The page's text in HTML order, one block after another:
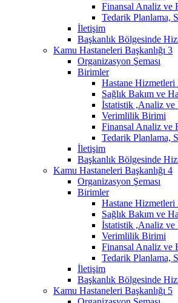
Finansal Analiz ve
Tedarik Planlama,
İletişim
Başkanlık Bölgesinde
Kamu Hastaneleri Başkanlığı 3
Organizasyon Şeması
Birimler
Hastane
Sağlık Bakım ve
İstatistik ,Analiz ve
Verimlilik Birimi
Finansal Analiz ve
Tedarik Planlama,
İletişim
Başkanlık Bölgesinde
Kamu Hastaneleri Başkanlığı 4
Organizasyon Şeması
Birimler
Hastane
Sağlık Bakım ve
İstatistik ,Analiz ve
Verimlilik Birimi
Finansal Analiz ve
Tedarik Planlama,
İletişim
Başkanlık Bölgesinde
Kamu Hastaneleri Başkanlığı 5